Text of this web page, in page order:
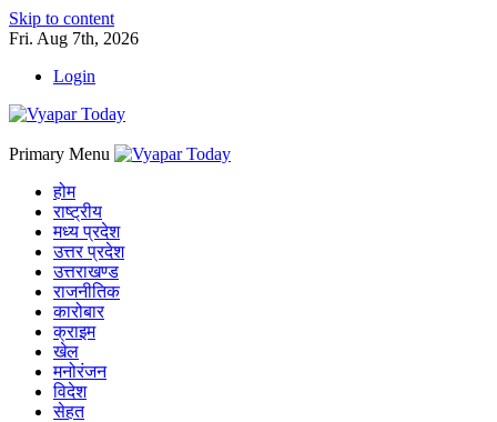
Skip to content
Fri. Aug 7th, 2026
Login
Primary Menu
होम
राष्ट्रीय
मध्य प्रदेश
उत्तर प्रदेश
उत्तराखण्ड
राजनीतिक
कारोबार
क्राइम
खेल
मनोरंजन
विदेश
सेहत